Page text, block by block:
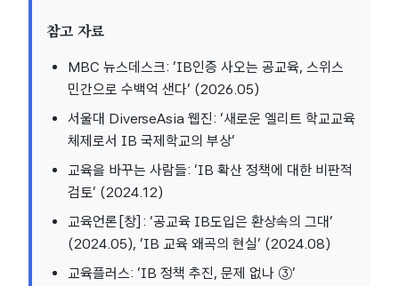
참고 자료
MBC 뉴스데스크: ‘IB인증 사오는 공교육, 스위스
민간으로 수백억 샌다’ (2026.05)
서울대 DiverseAsia 웹진: ‘새로운 엘리트 학교교육
체제로서 IB 국제학교의 부상’
교육을 바꾸는 사람들: ‘IB 확산 정책에 대한 비판적
검토’ (2024.12)
교육언론[창]: ‘공교육 IB도입은 환상속의 그대’
(2024.05), ‘IB 교육 왜곡의 현실’ (2024.08)
교육플러스: ‘IB 정책 추진, 문제 없나 ③’